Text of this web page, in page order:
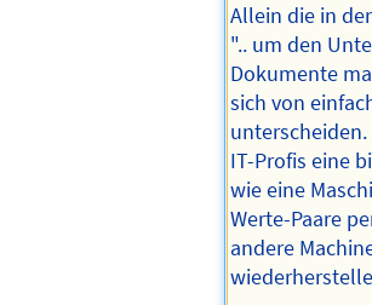
Allein die in
".. um den
Dokumente
sich von
IT-Profis eine
wie eine
Werte-Paare
andere